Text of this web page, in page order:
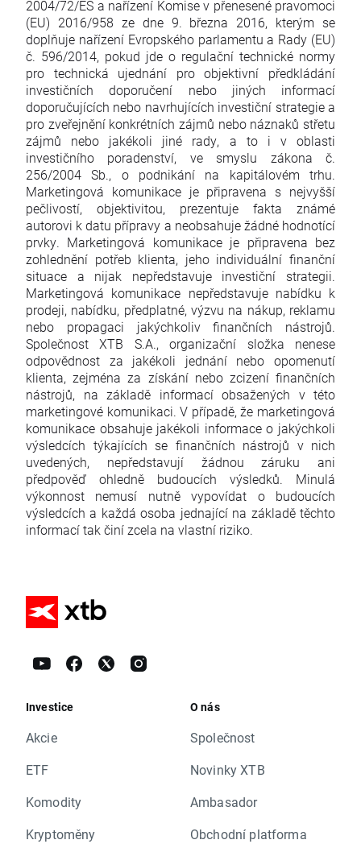
2004/72/ES a nařízení Komise v přenesené pravomoci
(EU) 2016/958 ze dne 9. března 2016, kterým se
doplňuje nařízení Evropského parlamentu a Rady (EU)
č. 596/2014, pokud jde o regulační technické normy
pro technická ujednání pro objektivní předkládání
investičních doporučení nebo jiných informací
doporučujících nebo navrhujících investiční strategie a
pro zveřejnění konkrétních zájmů nebo náznaků střetu
zájmů nebo jakékoli jiné rady, a to i v oblasti
investičního poradenství, ve smyslu zákona č.
256/2004 Sb., o podnikání na kapitálovém trhu.
Marketingová komunikace je připravena s nejvyšší
pečlivostí, objektivitou, prezentuje fakta známé
autorovi k datu přípravy a neobsahuje žádné hodnotící
prvky. Marketingová komunikace je připravena bez
zohlednění potřeb klienta, jeho individuální finanční
situace a nijak nepředstavuje investiční strategii.
Marketingová komunikace nepředstavuje nabídku k
prodeji, nabídku, předplatné, výzvu na nákup, reklamu
nebo propagaci jakýchkoliv finančních nástrojů.
Společnost XTB S.A., organizační složka nenese
odpovědnost za jakékoli jednání nebo opomenutí
klienta, zejména za získání nebo zcizení finančních
nástrojů, na základě informací obsažených v této
marketingové komunikaci. V případě, že marketingová
komunikace obsahuje jakékoli informace o jakýchkoli
výsledcích týkajících se finančních nástrojů v nich
uvedených, nepředstavují žádnou záruku ani
předpověď ohledně budoucích výsledků. Minulá
výkonnost nemusí nutně vypovídat o budoucích
výsledcích a každá osoba jednající na základě těchto
informací tak činí zcela na vlastní riziko.
Investice
Akcie
ETF
Komodity
Kryptoměny
O nás
Společnost
Novinky XTB
Ambasador
Obchodní platforma